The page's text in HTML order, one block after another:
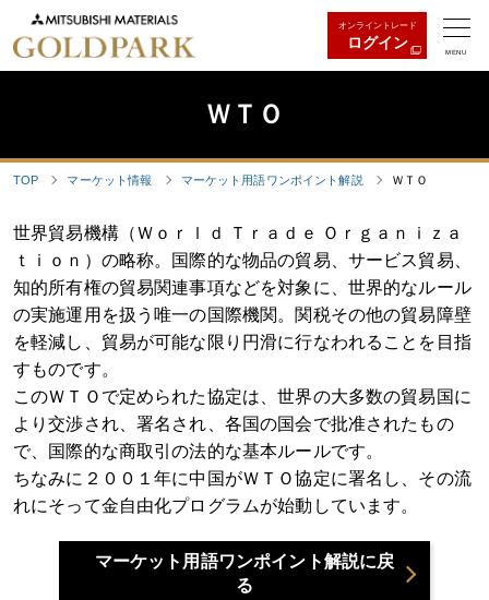
オンライントレード
ログイン
MENU
ＷＴＯ
TOP マーケット情報 マーケット用語ワンポイント解説 ＷＴＯ
世界貿易機構（Ｗｏｒｌｄ Ｔｒａｄｅ Ｏｒｇａｎｉｚａ
ｔｉｏｎ）の略称。国際的な物品の貿易、サービス貿易、
知的所有権の貿易関連事項などを対象に、世界的なルール
の実施運用を扱う唯一の国際機関。関税その他の貿易障壁
を軽減し、貿易が可能な限り円滑に行なわれることを目指
すものです。
このＷＴＯで定められた協定は、世界の大多数の貿易国に
より交渉され、署名され、各国の国会で批准されたもの
で、国際的な商取引の法的な基本ルールです。
ちなみに２００１年に中国がＷＴＯ協定に署名し、その流
れにそって金自由化プログラムが始動しています。
マーケット用語ワンポイント解説に戻
る